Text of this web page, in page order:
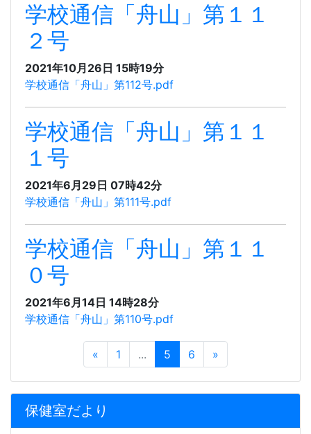
学校通信「舟山」第１１
２号
2021年10月26日 15時19分
学校通信「舟山」第112号.pdf
学校通信「舟山」第１１
１号
2021年6月29日 07時42分
学校通信「舟山」第111号.pdf
学校通信「舟山」第１１
０号
2021年6月14日 14時28分
学校通信「舟山」第110号.pdf
« 1 ... 5 6 »
保健室だより